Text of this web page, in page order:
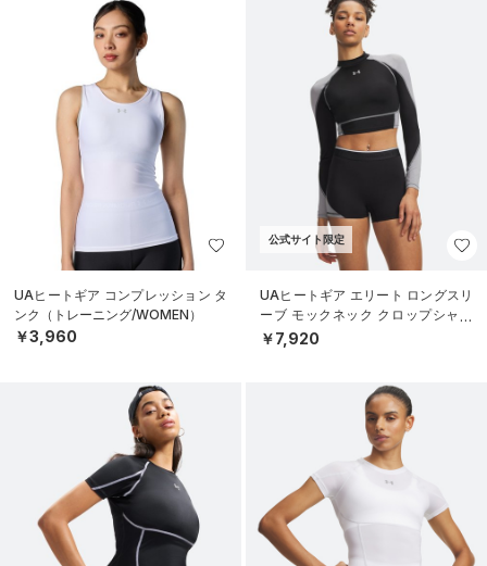
UAヒートギア コンプレッション タ
ンク（トレーニング/WOMEN）
￥3,960
公式サイト限定
UAヒートギア エリート ロングスリ
ーブ モックネック クロップシャツ
（トレーニング/WOMEN）
￥7,920